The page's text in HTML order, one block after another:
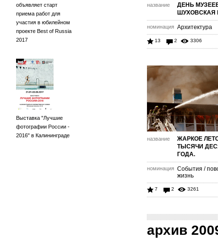
объявляет старт
приема работ для
участия в юбилейном
проекте Best of Russia
2017
Выставка "Лучшие
фотографии России -
2016" в Калининграде
название
ДЕНЬ
номинация Архитектура
13 2 3306
название
ЖАРКОЕ
ТЫСЯЧИ
ГОДА.
номинация События /
жизнь
7 2 3261
архив